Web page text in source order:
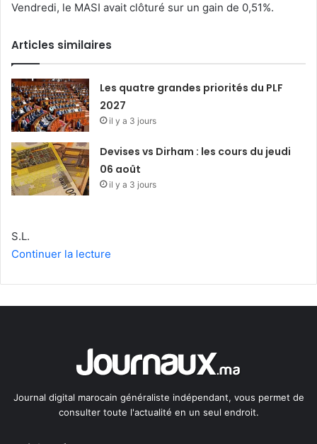
Vendredi, le MASI avait clôturé sur un gain de 0,51%.
Articles similaires
Les quatre grandes priorités du PLF
2027
il y a 3 jours
Devises vs Dirham : les cours du jeudi
06 août
il y a 3 jours
S.L.
Continuer la lecture
Journal digital marocain généraliste indépendant, vous permet de
consulter toute l'actualité en un seul endroit.